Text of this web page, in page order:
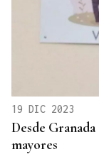
19 DIC 2023
Desde
mayores